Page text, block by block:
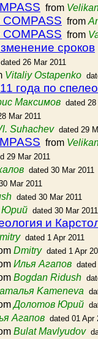
from
from
from
сроков
dated 26 Mar 2011
Vitaliy Ostapenko
года по
Максимов dated 28
Mar 2011
Suhachev dated 29
from
29 Mar 2011
dated 30 Mar 2011
Mar 2011
dated 30 Mar 2011
Юрий dated 30 Mar 2011
и
dated 1 Apr 2011
Dmitry dated 1 Apr
Илья Агапов dated
Bogdan Ridush
Kameneva
Долотов Юрий
Агапов dated 01 Apr
Bulat Mavlyudov